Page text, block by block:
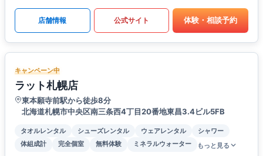
店舗情報 公式サイト 体験・相談予約
キャンペーン中
ラット札幌店
東本願寺前駅から徒歩8分
北海道札幌市中央区南三条西4丁目20番地東昌3.4ビル5FB
タオルレンタル シューズレンタル ウェアレンタル
シャワー
体組成計
完全個室 無料体験 ミネラルウォーター もっと見る